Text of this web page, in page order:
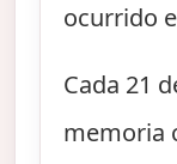
ocurrido
Cada 21
memoria